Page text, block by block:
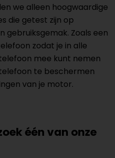
we alleen hoogwaardige
die getest zijn op
gebruiksgemak. Zoals een
zodat je in alle
mee kunt nemen
te beschermen
van je motor.
één van onze